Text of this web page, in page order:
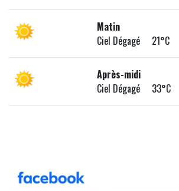
Matin
Ciel Dégagé 21°C
Après-midi
Ciel Dégagé 33°C